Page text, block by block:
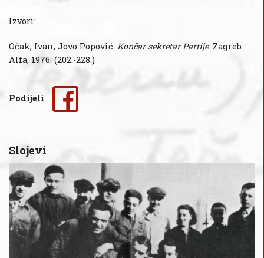
Izvori:
Očak, Ivan, Jovo Popović. Končar sekretar Partije. Zagreb:
Alfa, 1976. (202.-228.)
Podijeli
Slojevi